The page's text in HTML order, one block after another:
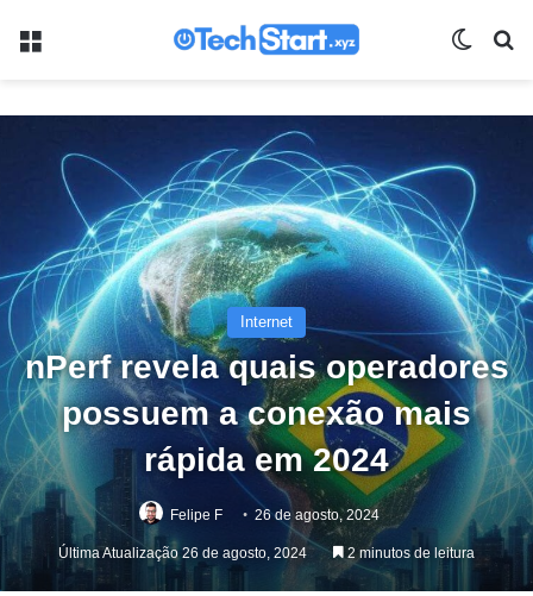
Menu
Internet
nPerf revela quais operadores
possuem a conexão mais
rápida em 2024
Felipe F 26 de agosto, 2024
Última Atualização 26 de agosto, 2024 2 minutos de leitura